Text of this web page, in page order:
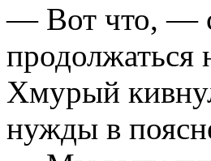
— Вот что, —
продолжаться
Хмурый
нужды в